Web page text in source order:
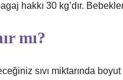
hakkı 30 kg’dır.
mı?
sıvı miktarında